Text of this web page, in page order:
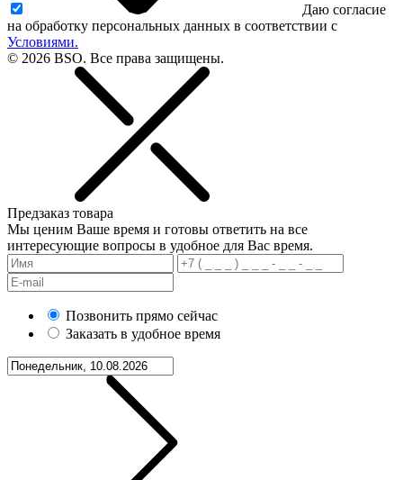
Даю согласие
на обработку персональных данных в соответствии с
Условиями.
© 2026 BSO. Все права защищены.
Предзаказ товара
Мы ценим Ваше время и готовы ответить на все
интересующие вопросы в удобное для Вас время.
Позвонить прямо сейчас
Заказать в удобное время